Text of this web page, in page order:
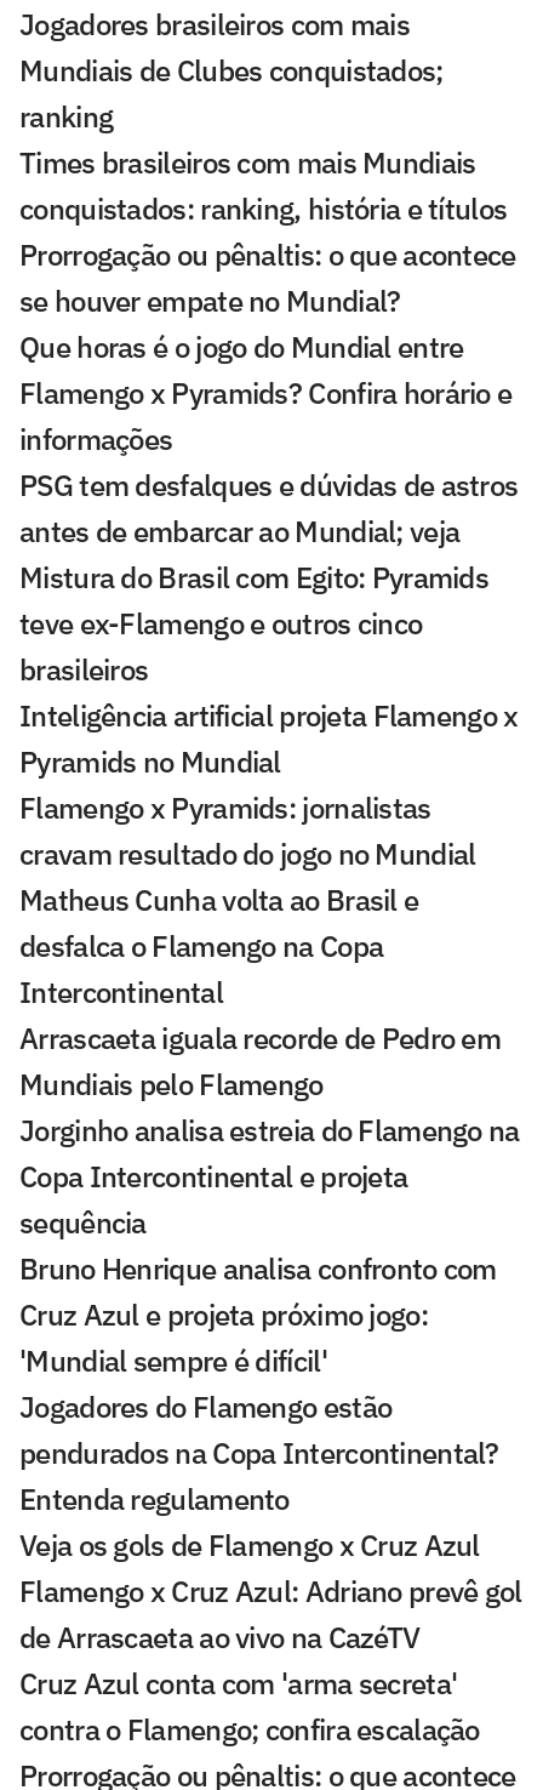
Jogadores brasileiros com mais
Mundiais de Clubes conquistados;
ranking
Times brasileiros com mais Mundiais
conquistados: ranking, história e títulos
Prorrogação ou pênaltis: o que acontece
se houver empate no Mundial?
Que horas é o jogo do Mundial entre
Flamengo x Pyramids? Confira horário e
informações
PSG tem desfalques e dúvidas de astros
antes de embarcar ao Mundial; veja
Mistura do Brasil com Egito: Pyramids
teve ex-Flamengo e outros cinco
brasileiros
Inteligência artificial projeta Flamengo x
Pyramids no Mundial
Flamengo x Pyramids: jornalistas
cravam resultado do jogo no Mundial
Matheus Cunha volta ao Brasil e
desfalca o Flamengo na Copa
Intercontinental
Arrascaeta iguala recorde de Pedro em
Mundiais pelo Flamengo
Jorginho analisa estreia do Flamengo na
Copa Intercontinental e projeta
sequência
Bruno Henrique analisa confronto com
Cruz Azul e projeta próximo jogo:
'Mundial sempre é difícil'
Jogadores do Flamengo estão
pendurados na Copa Intercontinental?
Entenda regulamento
Veja os gols de Flamengo x Cruz Azul
Flamengo x Cruz Azul: Adriano prevê gol
de Arrascaeta ao vivo na CazéTV
Cruz Azul conta com 'arma secreta'
contra o Flamengo; confira escalação
Prorrogação ou pênaltis: o que acontece